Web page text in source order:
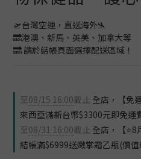
🛫台灣空運，直送海外🛬
🔜港澳、新馬、英美、加拿大等
🔜 請於結帳頁面選擇配送區域！
至08/15 16:00截止 全店，【免
來西亞滿新台幣$3300元即免運
至08/31 16:00截止 全店，【⭐8
結帳滿$6999送嫩掌霜乙瓶(價